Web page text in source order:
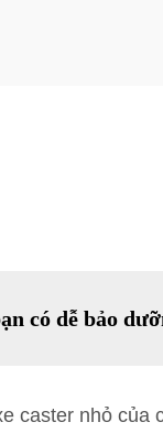
có dễ bảo
caster nhỏ